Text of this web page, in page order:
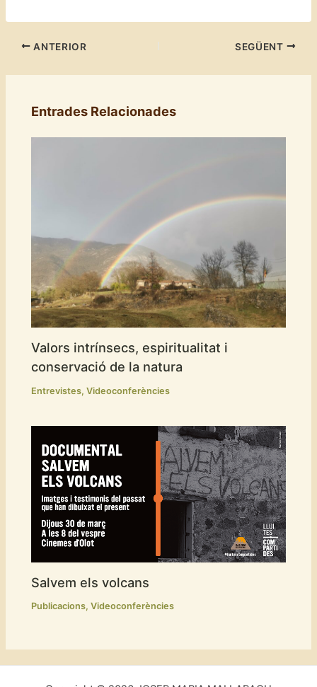
ANTERIOR SEGÜENT
Entrades Relacionades
Valors intrínsecs, espiritualitat i
conservació de la natura
Entrevistes,Videoconferències
Salvem els volcans
Publicacions,Videoconferències